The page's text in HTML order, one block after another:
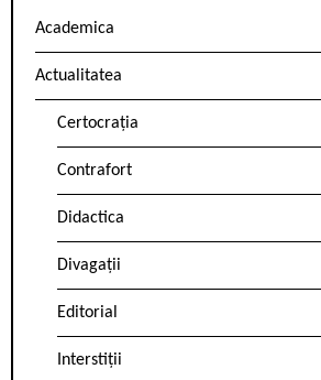
Academica
Actualitatea
Certocrația
Contrafort
Didactica
Divagații
Editorial
Interstiții